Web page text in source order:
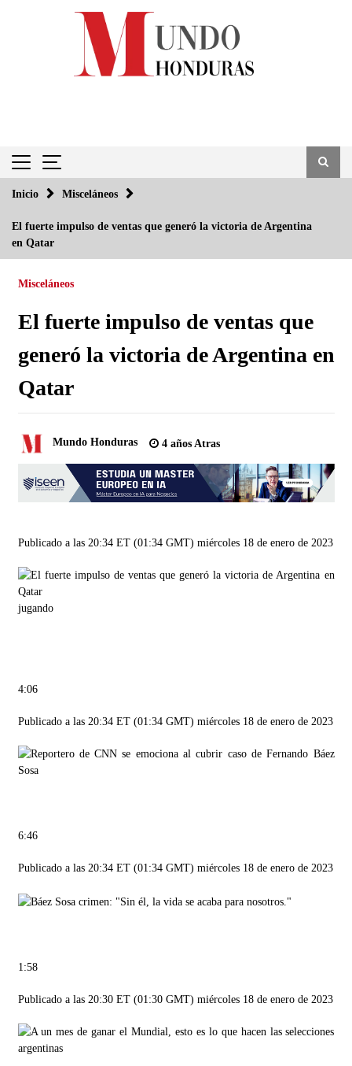
Inicio Misceláneos
El fuerte impulso de ventas que generó la victoria de Argentina
en Qatar
Misceláneos
El fuerte impulso de ventas que
generó la victoria de Argentina en
Qatar
Mundo Honduras 4 años Atras
Publicado a las 20:34 ET (01:34 GMT) miércoles 18 de enero de 2023
jugando
4:06
Publicado a las 20:34 ET (01:34 GMT) miércoles 18 de enero de 2023
6:46
Publicado a las 20:34 ET (01:34 GMT) miércoles 18 de enero de 2023
1:58
Publicado a las 20:30 ET (01:30 GMT) miércoles 18 de enero de 2023